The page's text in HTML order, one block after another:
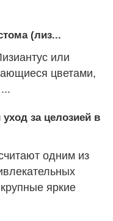
(лиз...
или
цветами,
за целозией в
одним из
яркие